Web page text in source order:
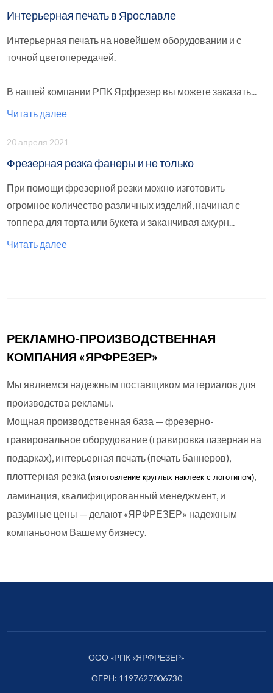
Интерьерная печать в Ярославле
Интерьерная печать на новейшем оборудовании и с
точной цветопередачей.
В нашей компании РПК Ярфрезер вы можете заказать...
Читать далее
20 апреля 2021
Фрезерная резка фанеры и не только
При помощи фрезерной резки можно изготовить
огромное количество различных изделий, начиная с
топпера для торта или букета и заканчивая ажурн...
Читать далее
РЕКЛАМНО-ПРОИЗВОДСТВЕННАЯ
КОМПАНИЯ «ЯРФРЕЗЕР»
Мы являемся надежным поставщиком материалов для
производства рекламы.
Мощная производственная база — фрезерно-
гравировальное оборудование (гравировка лазерная на
подарках), интерьерная печать (печать баннеров),
плоттерная резка (изготовление круглыхнаклеек с логотипом),
ламинация, квалифицированный менеджмент, и
разумные цены — делают «ЯРФРЕЗЕР» надежным
компаньоном Вашему бизнесу.
ООО «РПК «ЯРФРЕЗЕР»
ОГРН: 1197627006730